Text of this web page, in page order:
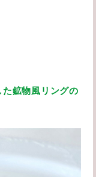
鉱物風リングの